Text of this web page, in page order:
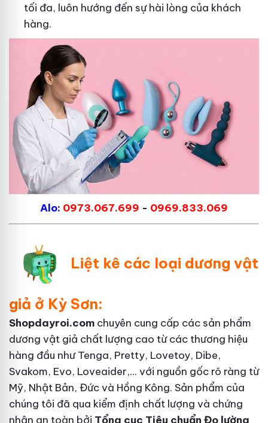
tối đa, luôn hướng đến sự hài lòng của khách
hàng.
Alo: 0973.067.699 - 0969.833.069
Liệt kê các loại dương vật
giả ở Kỳ Sơn:
Shopdayroi.com chuyên cung cấp các sản phẩm
dương vật giả chất lượng cao từ các thương hiệu
hàng đầu như Tenga, Pretty, Lovetoy, Dibe,
Svakom, Evo, Loveaider,... với nguồn gốc rõ ràng từ
Mỹ, Nhật Bản, Đức và Hồng Kông. Sản phẩm của
chúng tôi đã qua kiểm định chất lượng và chứng
nhận an toàn bởi Tổng cục Tiêu chuẩn Đo lường